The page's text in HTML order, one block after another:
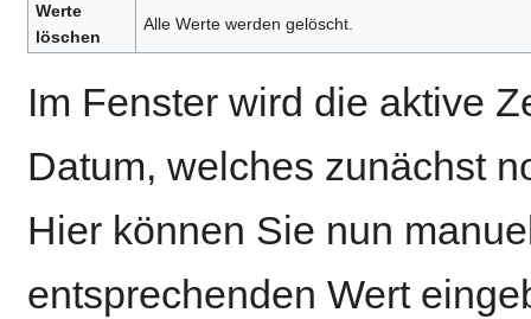
Werte
löschen
Alle Werte werden gelöscht.
Im Fenster wird die aktive
Datum, welches zunächst
Hier können Sie nun
entsprechenden Wert